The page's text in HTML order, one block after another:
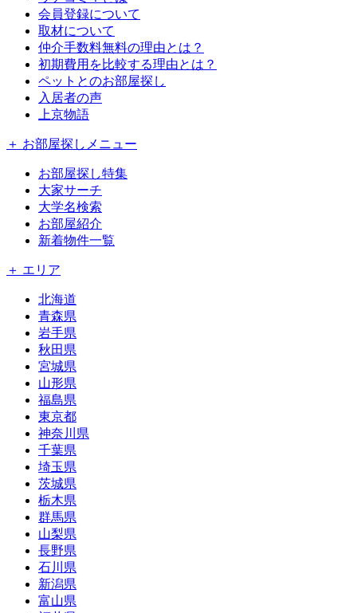
会員登録について
取材について
仲介手数料無料の理由とは？
初期費用を比較する理由とは？
ペットとのお部屋探し
入居者の声
上京物語
＋ お部屋探しメニュー
お部屋探し特集
大家サーチ
大学名検索
お部屋紹介
新着物件一覧
＋ エリア
北海道
青森県
岩手県
秋田県
宮城県
山形県
福島県
東京都
神奈川県
千葉県
埼玉県
茨城県
栃木県
群馬県
山梨県
長野県
石川県
新潟県
富山県